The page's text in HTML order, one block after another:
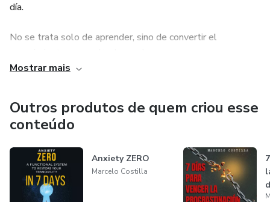
día.
No se trata solo de aprender, sino de convertir el
Recuerda que el conocimiento es PODER.
Mostrar mais
Outros produtos de quem criou esse
conteúdo
Anxiety ZERO
Marcelo Costilla